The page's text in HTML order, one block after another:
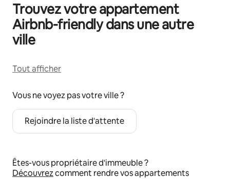
Trouvez votre appartement
Airbnb-friendly dans une autre
ville
Tout afficher
Vous ne voyez pas votre ville ?
Rejoindre la liste d'attente
Êtes-vous propriétaire d'immeuble ?
Découvrezcomment rendre vos appartements